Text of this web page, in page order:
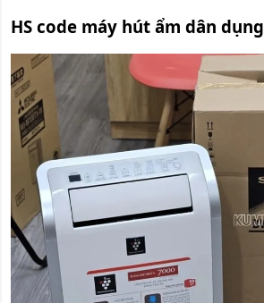
HS code máy hút ẩm dân dụng